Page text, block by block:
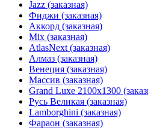
Jazz (заказная)
Фиджи (заказная)
Аккорд (заказная)
Mix (заказная)
AtlasNext (заказная)
Алмаз (заказная)
Венеция (заказная)
Массив (заказная)
Grand Luxe 2100х1300
Русь Великая (заказная)
Lamborghini (заказная)
Фараон (заказная)